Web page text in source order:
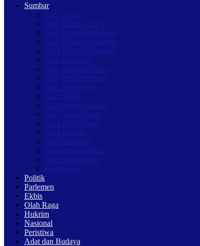
Sumbar
Kab. Agam
Kab. Dharmasraya
Kab. Lima Puluh Kota
Kab. Padang Pariaman
Kota Padang Panjang
Kab. Pasaman
Kab. Pasaman Barat
Kab. Pesisir Selatan
Kab. Sijunjung
Kab. Solok
Kab. Solok Selatan
Kab. Tanah Datar
Kota Bukittinggi
Kota Padang
Kota Pariaman
Kota Payakumbuh
Kota Sawahlunto
Kota Solok
Politik
Parlemen
Ekbis
Olah Raga
Hukrim
Nasional
Peristiwa
Adat dan Budaya